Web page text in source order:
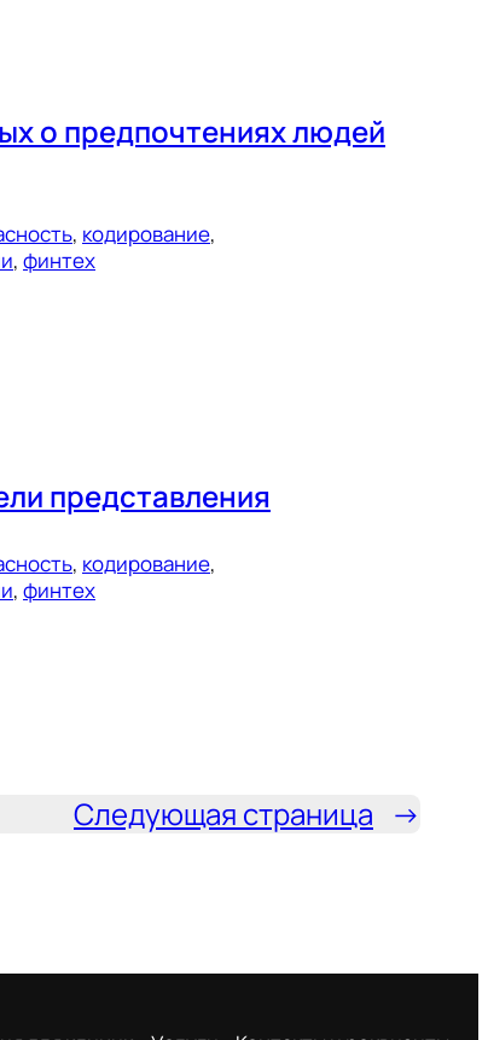
о предпочтениях людей
, кодирование
, финтех
представления
, кодирование
, финтех
Следующая страница →